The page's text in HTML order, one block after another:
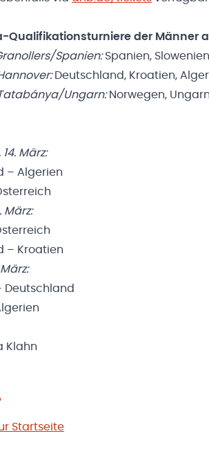
Qualifikationsturniere der Männer
Spanien:Spanien,
Deutschland, Kroatien,
Ungarn:Norwegen,
März:
– Algerien
März:
– Kroatien
Deutschland
Klahn
Startseite